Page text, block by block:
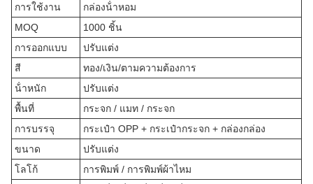
การใช้งาน
กล่องน้ําหอม
MOQ
1000 ชิ้น
การออกแบบ
ปรับแต่ง
สี
ทอง/เงิน/ตามความต้องการ
น้ําหนัก
ปรับแต่ง
พื้นที่
กระจก / แมท / กระจก
การบรรจุ
กระเป๋า OPP + กระเป๋ากระจก + กล่องกล่อง
ขนาด
ปรับแต่ง
โลโก้
การพิมพ์ / การพิมพ์ผ้าไหม